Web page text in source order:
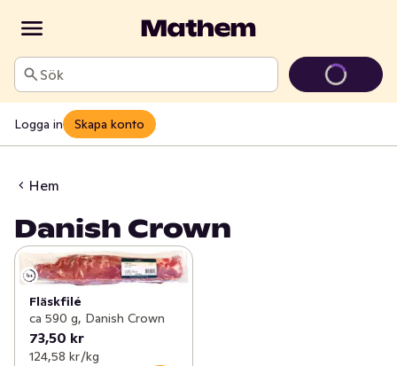
Sök
Logga in Skapa konto
Hem
Danish Crown
Fläskfilé
ca 590 g, Danish Crown
73,50 kr
124,58 kr /kg